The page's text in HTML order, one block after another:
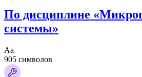
По дисциплине
системы»
Аа
905 символов